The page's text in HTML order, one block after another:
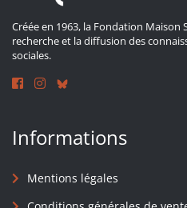
Créée en 1963, la Fondation
recherche et la diffusion des
sociales.
Informations
Mentions légales